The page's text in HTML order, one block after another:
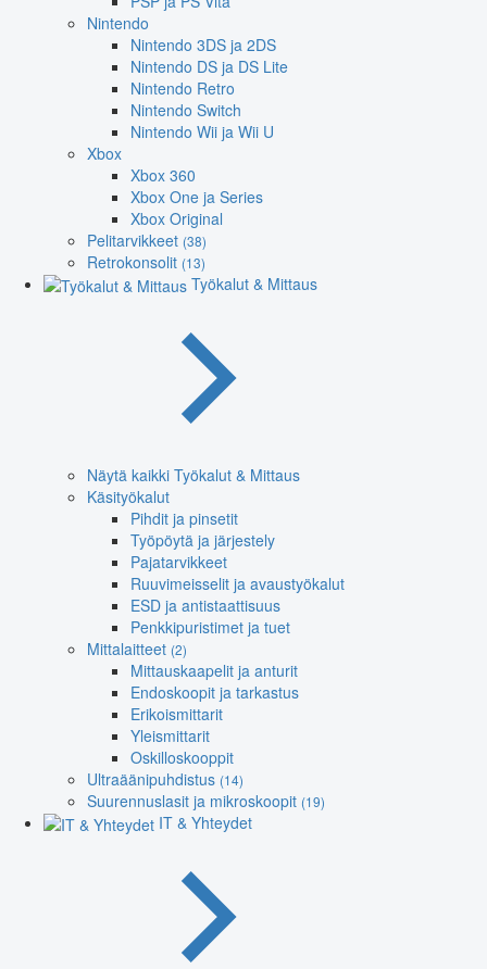
Nintendo
Nintendo 3DS ja 2DS
Nintendo DS ja DS Lite
Nintendo Retro
Nintendo Switch
Nintendo Wii ja Wii U
Xbox
Xbox 360
Xbox One ja Series
Xbox Original
Pelitarvikkeet (38)
Retrokonsolit (13)
Työkalut & Mittaus
Näytä kaikki Työkalut & Mittaus
Käsityökalut
Pihdit ja pinsetit
Työpöytä ja järjestely
Pajatarvikkeet
Ruuvimeisselit ja avaustyökalut
ESD ja antistaattisuus
Penkkipuristimet ja tuet
Mittalaitteet (2)
Mittauskaapelit ja anturit
Endoskoopit ja tarkastus
Erikoismittarit
Yleismittarit
Oskilloskooppit
Ultraäänipuhdistus (14)
Suurennuslasit ja mikroskoopit (19)
IT & Yhteydet